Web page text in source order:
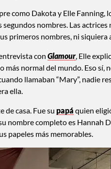
como Dakota y Elle Fanning,
nombres. Las
primeros nombres, ni siquiera
con Glamour, Elle
más normal del mundo. Eso sí,
llamaban “Mary”, nadie
ella.
de casa. Fue su papá quien
nombre completo es Hannah
papeles más memorables.